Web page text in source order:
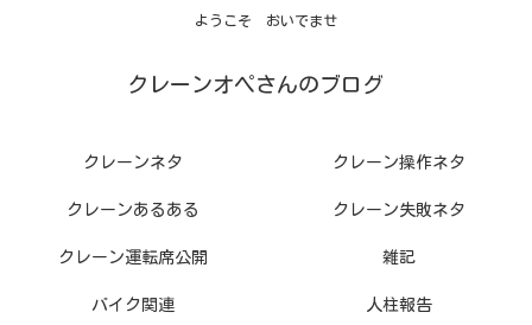
ようこそ おいでませ
クレーンオペさんのブログ
クレーンネタ クレーン操作ネタ
クレーンあるある クレーン失敗ネタ
クレーン運転席公開 雑記
バイク関連 人柱報告